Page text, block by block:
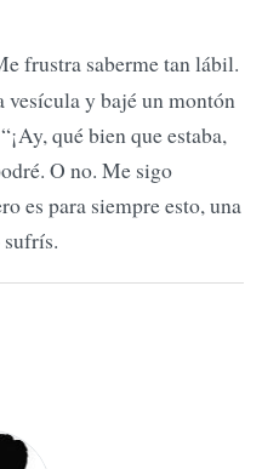
frustra saberme tan lábil.
vesícula y bajé un montón
qué bien que estaba,
O no. Me sigo
es para siempre esto, una
sufrís.